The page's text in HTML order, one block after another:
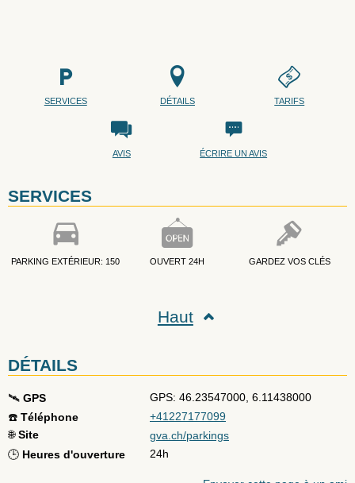
SERVICES DÉTAILS TARIFS
AVIS ÉCRIRE UN AVIS
SERVICES
PARKING EXTÉRIEUR: 150 OUVERT 24H GARDEZ VOS CLÉS
Haut
DÉTAILS
🛰️ GPS
GPS: 46.23547000, 6.11438000
☎️ Téléphone
+41227177099
🌐Site
gva.ch/parkings
🕒 Heures d'ouverture 24h